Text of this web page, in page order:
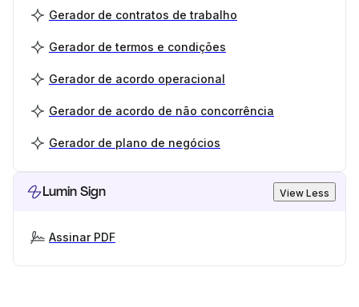
Gerador de contratos de trabalho
Gerador de termos e condições
Gerador de acordo operacional
Gerador de acordo de não concorrência
Gerador de plano de negócios
Lumin Sign View Less
Assinar PDF